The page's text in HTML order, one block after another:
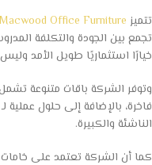
تتميز Macwood Office Furniture
تجمع بين الجودة والتكلفة
خيارًا استثماريًا طويل الأمد
وتوفر الشركة باقات متنوعة
فاخرة، بالإضافة إلى حلول
الناشئة والكبيرة.
كما أن الشركة تعتمد على